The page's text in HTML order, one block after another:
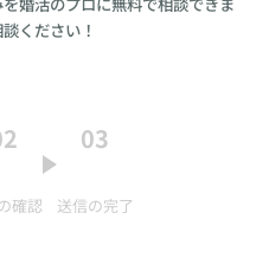
ください！
確認
03
送信の完了